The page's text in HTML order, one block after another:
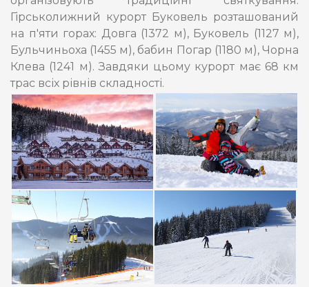
Гірськолижний курорт Буковель розташований
на п'яти горах: Довга (1372 м), Буковель (1127 м),
Бульчиньоха (1455 м), бабин Погар (1180 м), Чорна
Клева (1241 м). Завдяки цьому курорт має 68 км
трас всіх рівнів складності.